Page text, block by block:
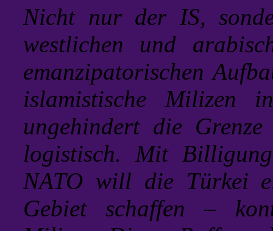
Nicht nur der IS,
westlichen und
emanzipatorischen
islamistische Milizen
ungehindert die
logistisch. Mit
NATO will die Türkei
Gebiet schaffen –